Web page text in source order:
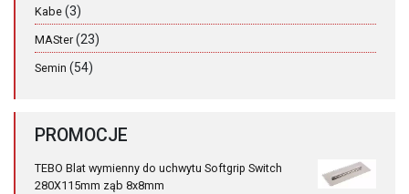
Kabe (3)
MASter (23)
Semin (54)
PROMOCJE
TEBO Blat wymienny do uchwytu Softgrip Switch
280X115mm ząb 8x8mm